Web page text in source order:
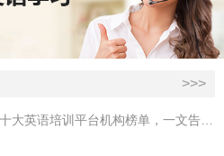
>>>
【16万人的经验贴】2022全球十大英语培训平台机构榜单，一文告诉你